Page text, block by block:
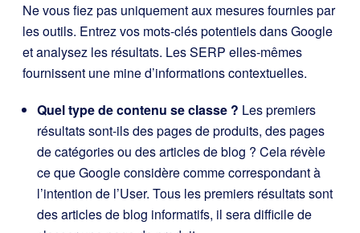
Ne vous fiez pas uniquement aux mesures fournies par
les outils. Entrez vos mots-clés potentiels dans Google
et analysez les résultats. Les SERP elles-mêmes
fournissent une mine d’informations contextuelles.
Quel type de contenu se classe ? Les premiers
résultats sont-ils des pages de produits, des pages
de catégories ou des articles de blog ? Cela révèle
ce que Google considère comme correspondant à
l’intention de l’User. Tous les premiers résultats sont
des articles de blog informatifs, il sera difficile de